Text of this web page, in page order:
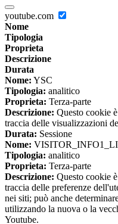
youtube.com
Nome
Tipologia
Proprieta
Descrizione
Durata
Nome: YSC
Tipologia: analitico
Proprieta: Terza-parte
Descrizione: Questo cookie
traccia delle visualizzazioni
Durata: Sessione
Nome:
Tipologia: analitico
Proprieta: Terza-parte
Descrizione: Questo cookie
traccia delle preferenze
nei siti; può anche
utilizzando la nuova o la
Youtube.